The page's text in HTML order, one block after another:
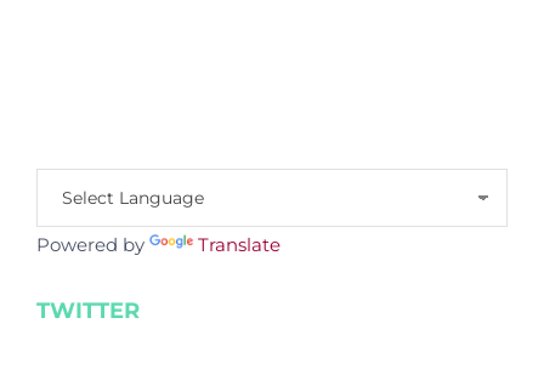
Powered by Translate
TWITTER